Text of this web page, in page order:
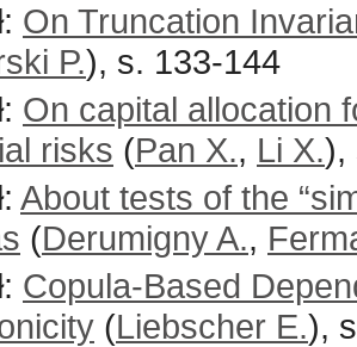
On Truncation
P.), s. 133-144
On capital allocation
risks (Pan X., Li X.),
About tests of the
(Derumigny A.,
Copula-Based
(Liebscher E.),